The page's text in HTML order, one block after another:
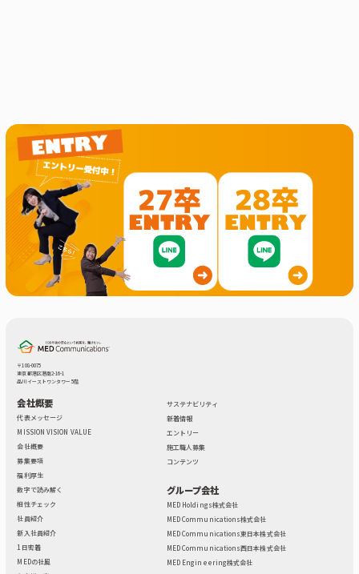
〒108-0075
東京都港区港南2-16-1
品川イーストワンタワー 5階
会社概要
代表メッセージ
MISSION VISION VALUE
会社概要
募集要項
福利厚生
数字で読み解く
相性チェック
社員紹介
新入社員紹介
1日密着
MEDの社風
サステナビリティ
新着情報
エントリー
施工職人募集
コンテンツ
グループ会社
MED Holdings株式会社
MED Communications株式会社
MED Communications東日本株式会社
MED Communications西日本株式会社
MED Engineering株式会社